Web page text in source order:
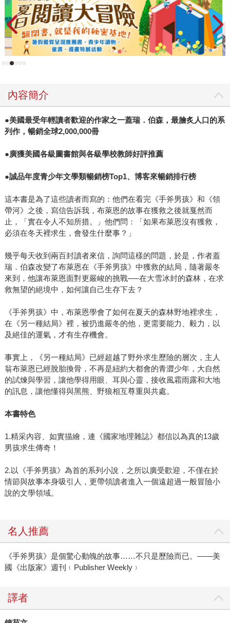
內容簡介
●美國最受年輕讀者歡迎的作家之一蓋瑞．伯森，最膾炙人口的系
列作，暢銷全球2,000,000冊
●廣獲美國各級圖書館與各級學校教師好評推薦
●誠品年度青少年文學類暢銷榜Top1、博客來暢銷排行榜
這本書是為了這些讀者而寫的：他們在看完《手斧男孩》和《領
帶河》之後，寫信告訴我，布萊恩的故事在獲救之後就戛然而
止，「實在令人不知所措。」他們問：「如果布萊恩沒有獲救，
必須在冬天裡求生，會發生什麼事？」
幾乎每天收到兩百封讀者來信，詢問這樣的問題，於是，作者蓋
瑞．伯森改變了布萊恩在《手斧男孩》中獲救的結局，隨著嚴冬
來到，他讓布萊恩面對更嚴峻的挑戰──在大雪冰封的森林，在求
救無望的絕境中，如何讓自己生存下去？
《手斧男孩》中，布萊恩學會了如何在夏天的森林野地裡求生，
在《另一種結局》裡，被扔進嚴冬的他，更需要能力、毅力，以
及絕佳的運氣，才有生存機會。
事實上，《另一種結局》已經超越了野外求生歷險的層次，主人
翁布萊恩已經脫胎換骨，不再是紐約大都會的青澀少年，大自然
的試煉與學習，讓他學得用眼、耳與心靈，接收風霜雨露和大地
的訊息，讓他懂得與黑熊、野狼相互尊重與共處。
本書特色
1.精采內容、如實描繪，連《國家地理雜誌》都信以為真的13歲
男孩求生傳奇！
2.以《手斧男孩》為首的系列小說，之所以廣受歡迎，不僅在於
情節與故事本身吸引人，更帶領讀者進入一個遠超過一般冒險小
說的文學領域。
名人推薦
《手斧男孩》是個驚心動魄的故事……不只是歷險而已。——美
國《出版家》週刊﹙Publisher Weekly﹚
譯者